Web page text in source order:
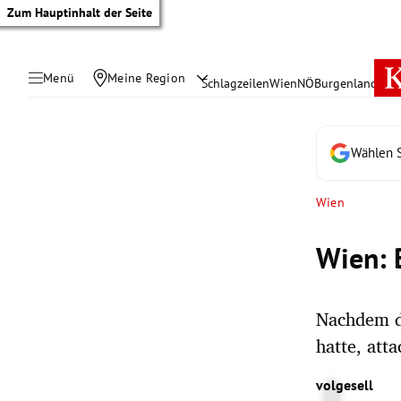
Zum Hauptinhalt der Seite
Menü Meine Region SchlagzeilenWienNÖBurgenland
Wählen
Wien
Wien:
Nachdem
hatte,
volgesell